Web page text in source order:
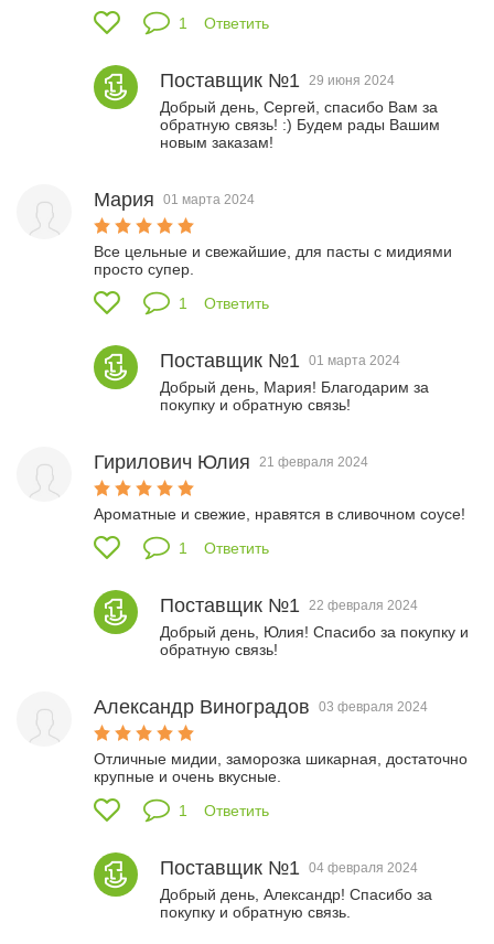
1
Ответить
Поставщик №1 29 июня 2024
Добрый день, Сергей, спасибо Вам за
обратную связь! :) Будем рады Вашим
новым заказам!
Мария 01 марта 2024
Все цельные и свежайшие, для пасты с мидиями
просто супер.
1
Ответить
Поставщик №1 01 марта 2024
Добрый день, Мария! Благодарим за
покупку и обратную связь!
Гирилович Юлия 21 февраля 2024
Ароматные и свежие, нравятся в сливочном соусе!
1
Ответить
Поставщик №1 22 февраля 2024
Добрый день, Юлия! Спасибо за покупку и
обратную связь!
Александр Виноградов 03 февраля 2024
Отличные мидии, заморозка шикарная, достаточно
крупные и очень вкусные.
1
Ответить
Поставщик №1 04 февраля 2024
Добрый день, Александр! Спасибо за
покупку и обратную связь.